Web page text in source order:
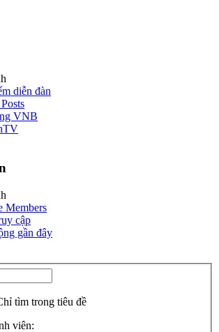
diễn đàn
VNB
Members
cập
gần đây
tìm trong tiêu đề
viên: